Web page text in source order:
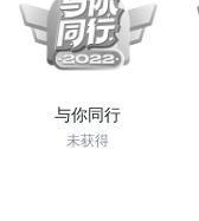
与你同行
未获得